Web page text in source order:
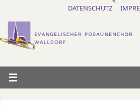
DATENSCHUTZ